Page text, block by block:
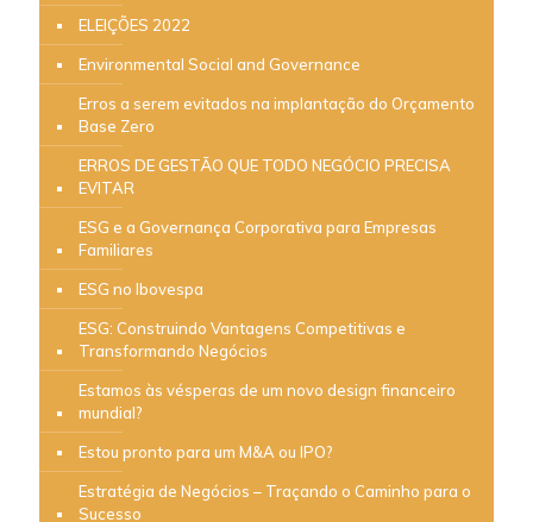
ELEIÇÕES 2022
Environmental Social and Governance
Erros a serem evitados na implantação do Orçamento
Base Zero
ERROS DE GESTÃO QUE TODO NEGÓCIO PRECISA
EVITAR
ESG e a Governança Corporativa para Empresas
Familiares
ESG no Ibovespa
ESG: Construindo Vantagens Competitivas e
Transformando Negócios
Estamos às vésperas de um novo design financeiro
mundial?
Estou pronto para um M&A ou IPO?
Estratégia de Negócios – Traçando o Caminho para o
Sucesso